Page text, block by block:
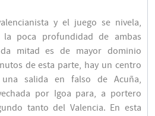
y el juego se nivela,
poca profundidad de ambas
mitad es de mayor dominio
de esta parte, hay un centro
salida en falso de Acuña,
por Igoa para, a portero
tanto del Valencia. En esta